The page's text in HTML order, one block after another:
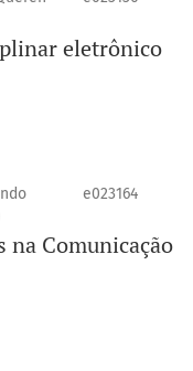
eletrônico
e023164
Comunicação